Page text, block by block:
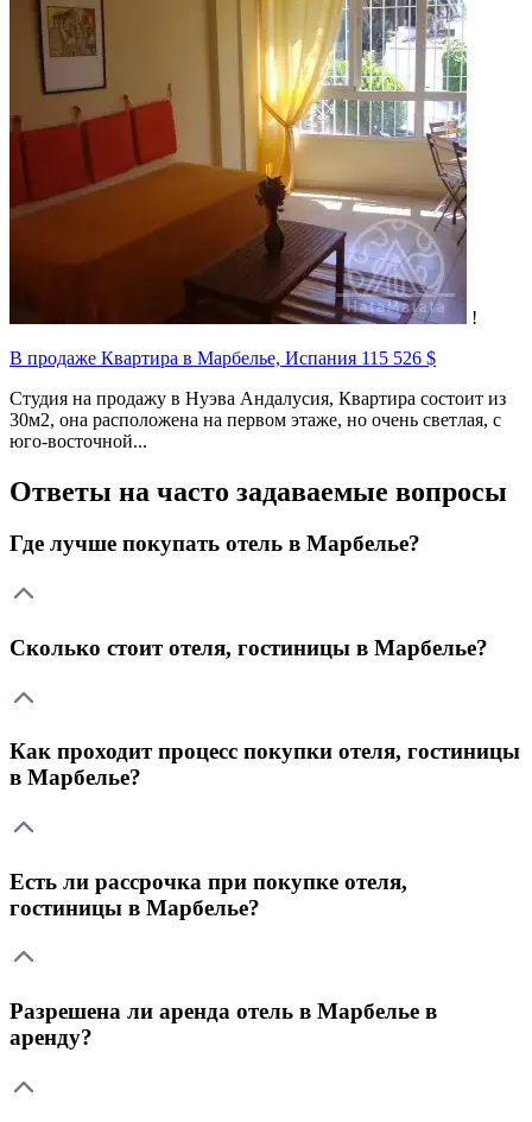
!
В продаже Квартира в Марбелье, Испания 115 526 $
Студия на продажу в Нуэва Андалусия, Квартира состоит из
30м2, она расположена на первом этаже, но очень светлая, с
юго-восточной...
Ответы на часто задаваемые вопросы
Где лучше покупать отель в Марбелье?
Сколько стоит отеля, гостиницы в Марбелье?
Как проходит процесс покупки отеля, гостиницы
в Марбелье?
Есть ли рассрочка при покупке отеля,
гостиницы в Марбелье?
Разрешена ли аренда отель в Марбелье в
аренду?